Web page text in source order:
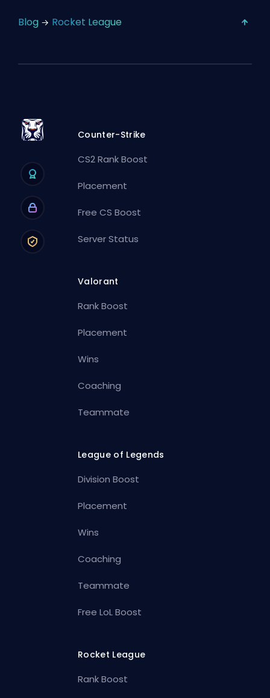
Blog Rocket League
Counter-Strike
CS2 Rank Boost
Placement
Free CS Boost
Server Status
Valorant
Rank Boost
Placement
Wins
Coaching
Teammate
League of Legends
Division Boost
Placement
Wins
Coaching
Teammate
Free LoL Boost
Rocket League
Rank Boost